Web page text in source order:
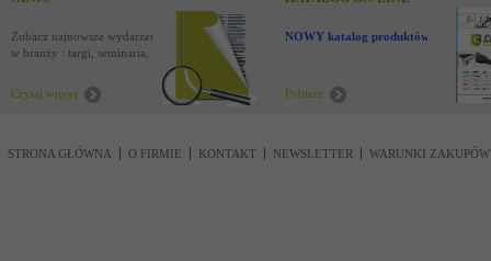
Zobacz najnowsze wydarzenia
w branży : targi, seminaria,
Czytaj więcej
NOWY katalog produktów !
Pobierz
STRONA GŁÓWNA O FIRMIE KONTAKT NEWSLETTER WARUNKI ZAKUPÓW